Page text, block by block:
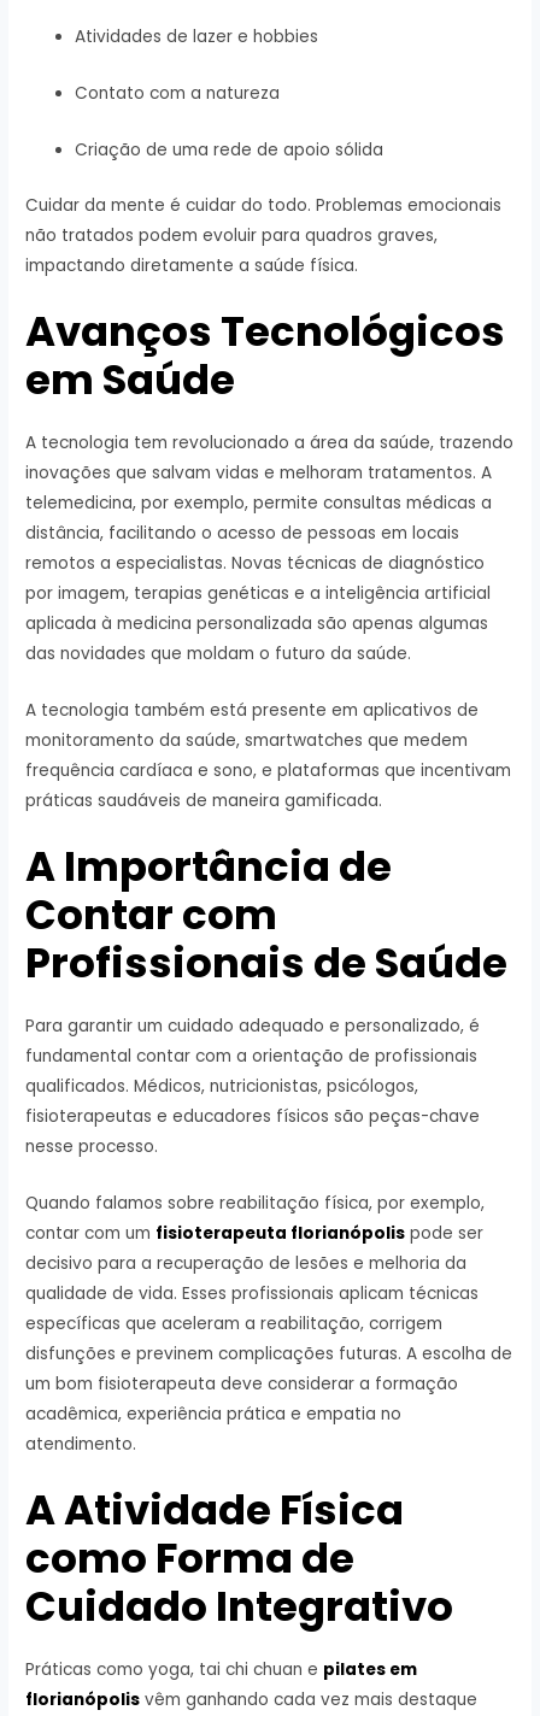
Atividades de lazer e hobbies
Contato com a natureza
Criação de uma rede de apoio sólida
Cuidar da mente é cuidar do todo. Problemas emocionais
não tratados podem evoluir para quadros graves,
impactando diretamente a saúde física.
Avanços Tecnológicos
em Saúde
A tecnologia tem revolucionado a área da saúde, trazendo
inovações que salvam vidas e melhoram tratamentos. A
telemedicina, por exemplo, permite consultas médicas a
distância, facilitando o acesso de pessoas em locais
remotos a especialistas. Novas técnicas de diagnóstico
por imagem, terapias genéticas e a inteligência artificial
aplicada à medicina personalizada são apenas algumas
das novidades que moldam o futuro da saúde.
A tecnologia também está presente em aplicativos de
monitoramento da saúde, smartwatches que medem
frequência cardíaca e sono, e plataformas que incentivam
práticas saudáveis de maneira gamificada.
A Importância de
Contar com
Profissionais de Saúde
Para garantir um cuidado adequado e personalizado, é
fundamental contar com a orientação de profissionais
qualificados. Médicos, nutricionistas, psicólogos,
fisioterapeutas e educadores físicos são peças-chave
nesse processo.
Quando falamos sobre reabilitação física, por exemplo,
contar com um fisioterapeuta florianópolis pode ser
decisivo para a recuperação de lesões e melhoria da
qualidade de vida. Esses profissionais aplicam técnicas
específicas que aceleram a reabilitação, corrigem
disfunções e previnem complicações futuras. A escolha de
um bom fisioterapeuta deve considerar a formação
acadêmica, experiência prática e empatia no
atendimento.
A Atividade Física
como Forma de
Cuidado Integrativo
Práticas como yoga, tai chi chuan e pilates em
florianópolis vêm ganhando cada vez mais destaque